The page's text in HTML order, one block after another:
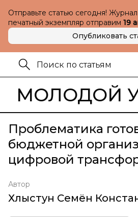
Отправьте статью сегодня!
печатный экземпляр отправим 19
Опубликовать
МОЛОДОЙ
Проблематика
бюджетной
цифровой
Автор
Хлыстун Семён